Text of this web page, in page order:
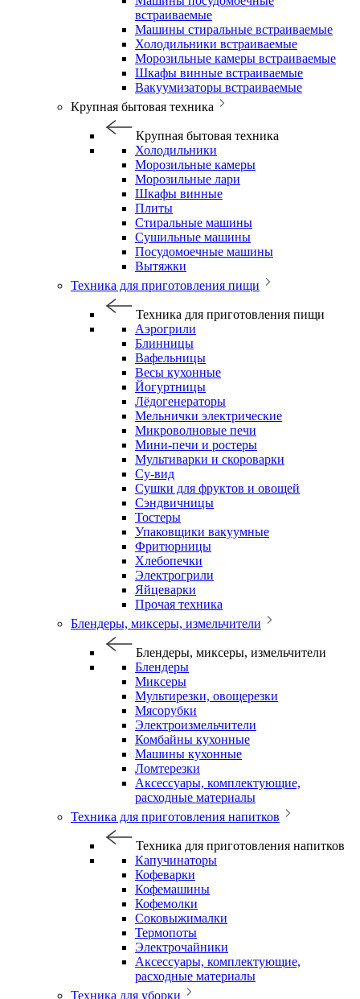
встраиваемые
Машины стиральные встраиваемые
Холодильники встраиваемые
Морозильные камеры встраиваемые
Шкафы винные встраиваемые
Вакуумизаторы встраиваемые
Крупная бытовая техника
Крупная бытовая техника
Холодильники
Морозильные камеры
Морозильные лари
Шкафы винные
Плиты
Стиральные машины
Сушильные машины
Посудомоечные машины
Вытяжки
Техника для приготовления пищи
Техника для приготовления пищи
Аэрогрили
Блинницы
Вафельницы
Весы кухонные
Йогуртницы
Лёдогенераторы
Мельнички электрические
Микроволновые печи
Мини-печи и ростеры
Мультиварки и скороварки
Су-вид
Сушки для фруктов и овощей
Сэндвичницы
Тостеры
Упаковщики вакуумные
Фритюрницы
Хлебопечки
Электрогрили
Яйцеварки
Прочая техника
Блендеры, миксеры, измельчители
Блендеры, миксеры, измельчители
Блендеры
Миксеры
Мультирезки, овощерезки
Мясорубки
Электроизмельчители
Комбайны кухонные
Машины кухонные
Ломтерезки
Аксессуары, комплектующие,
расходные материалы
Техника для приготовления напитков
Техника для приготовления напитков
Капучинаторы
Кофеварки
Кофемашины
Кофемолки
Соковыжималки
Термопоты
Электрочайники
Аксессуары, комплектующие,
расходные материалы
Техника для уборки